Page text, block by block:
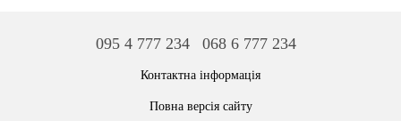
095 4 777 234 068 6 777 234
Контактна інформація
Повна версія сайту